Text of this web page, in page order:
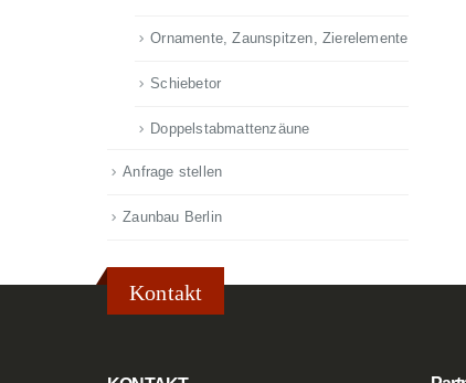
Ornamente, Zaunspitzen, Zierelemente
Schiebetor
Doppelstabmattenzäune
Anfrage stellen
Zaunbau Berlin
Kontakt